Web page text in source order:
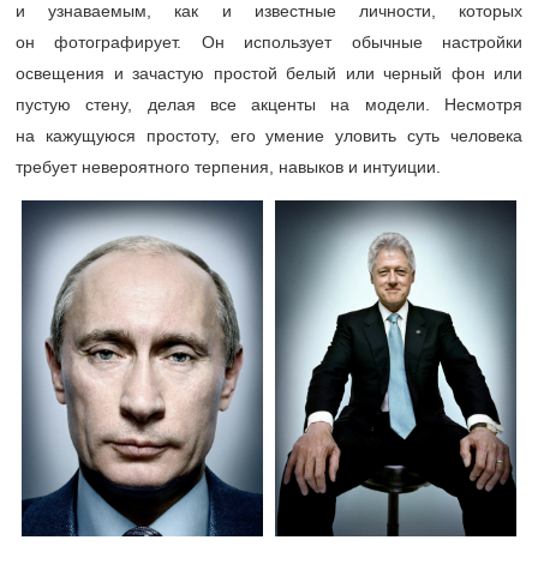
и узнаваемым, как и известные личности, которых
он фотографирует. Он использует обычные настройки
освещения и зачастую простой белый или черный фон или
пустую стену, делая все акценты на модели. Несмотря
на кажущуюся простоту, его умение уловить суть человека
требует невероятного терпения, навыков и интуиции.